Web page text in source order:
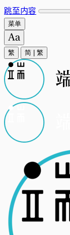
跳至内容
菜单
繁 简 繁